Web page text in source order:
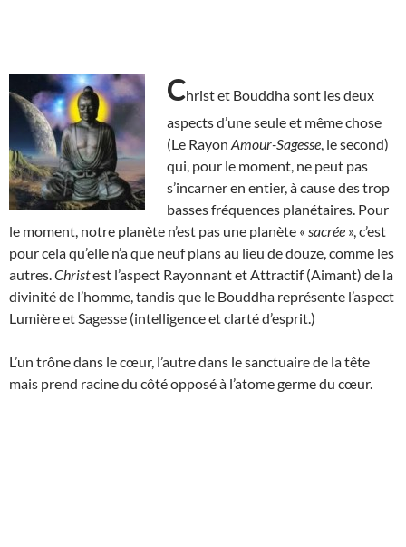
Christ et Bouddha sont les deux
aspects d’une seule et même chose
(Le Rayon Amour-Sagesse , le second)
qui, pour le moment, ne peut pas
s’incarner en entier, à cause des trop
basses fréquences planétaires. Pour
le moment, notre planète n’est pas une planète « sacrée », c’est
pour cela qu’elle n’a que neuf plans au lieu de douze, comme les
autres. Christest l’aspect Rayonnant et Attractif (Aimant) de la
divinité de l’homme, tandis que le Bouddha représente l’aspect
Lumière et Sagesse (intelligence et clarté d’esprit.)
L’un trône dans le cœur, l’autre dans le sanctuaire de la tête
mais prend racine du côté opposé à l’atome germe du cœur.